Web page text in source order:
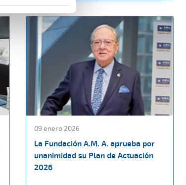
09 enero 2026
La Fundación A.M. A. aprueba por
unanimidad su Plan de Actuación
2026